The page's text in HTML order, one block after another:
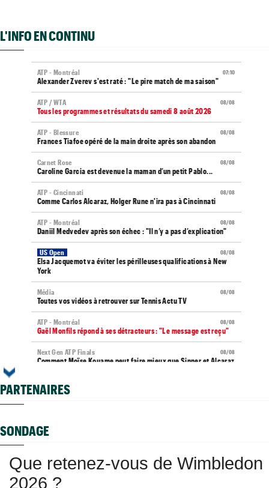
L'INFO EN CONTINU
07:10
ATP - Montréal
Alexander Zverev s'est raté : "Le pire match de ma saison"
08/08
ATP / WTA
Tous les programmes et résultats du samedi 8 août 2026
08/08
ATP - Blessure
Frances Tiafoe opéré de la main droite après son abandon
08/08
Carnet Rose
Caroline Garcia est devenue la maman d’un petit Pablo...
08/08
ATP - Cincinnati
Comme Carlos Alcaraz, Holger Rune n'ira pas à Cincinnati
08/08
ATP - Montréal
Daniil Medvedev après son échec : "Il n’y a pas d’explication"
08/08
US Open
Elsa Jacquemot va éviter les périlleuses qualifications à New
York
08/08
Média
Toutes vos vidéos à retrouver sur Tennis Actu TV
08/08
ATP - Montréal
Gaël Monfils répond à ses détracteurs : "Le message est reçu"
08/08
Next Gen ATP Finals
Comment Moïse Kouame peut faire mieux que Sinner et Alcaraz
ATP - Montréal
US Open (Q)
08/08
Istanbul (CH)
Lucas Poullain en finale en Turquie, Antoine Ghibaudo a coincé
PARTENAIRES
SONDAGE
Que retenez-vous de Wimbledon
2026 ?